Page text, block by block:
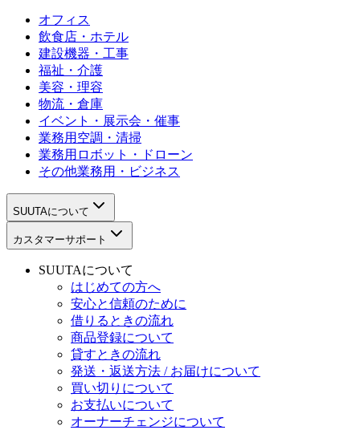
オフィス
飲食店・ホテル
建設機器・工事
福祉・介護
美容・理容
物流・倉庫
イベント・展示会・催事
業務用空調・清掃
業務用ロボット・ドローン
その他業務用・ビジネス
SUUTAについて
カスタマーサポート
SUUTAについて
はじめての方へ
安心と信頼のために
借りるときの流れ
商品登録について
貸すときの流れ
発送・返送方法 / お届けについて
買い切りについて
お支払いについて
オーナーチェンジについて